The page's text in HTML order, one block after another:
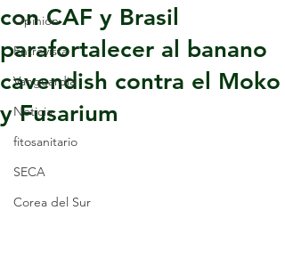
Opinión
Entrevista
Vanguardia
Noticia
fitosanitario
SECA
Corea del Sur
con CAF y Brasil
parafortalecer al banano
cavendish contra el Moko
y Fusarium